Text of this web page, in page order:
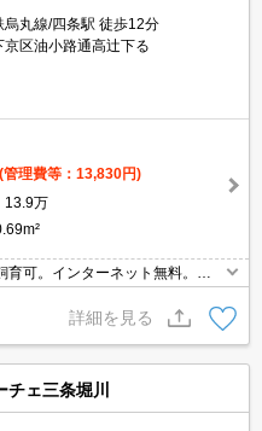
烏丸線/四条駅 徒歩12分
区油小路通高辻下る
(管理費等：13,830円)
13.9万
可。インターネット無料。宅
洗面化粧台付き。システムキッ
ーホン付き。オートロック。エ
詳細を見る
チェ三条堀川